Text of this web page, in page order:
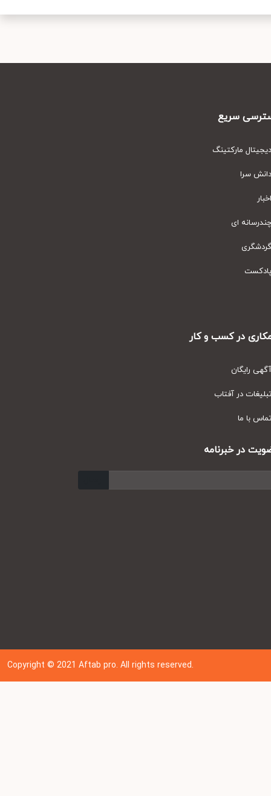
سریع
مارکتینگ
سرا
ای
در کسب و کار
رایگان
در آفتاب
با ما
در خبرنامه
Copyright © 202 1Aftab pro. All rights reserved.